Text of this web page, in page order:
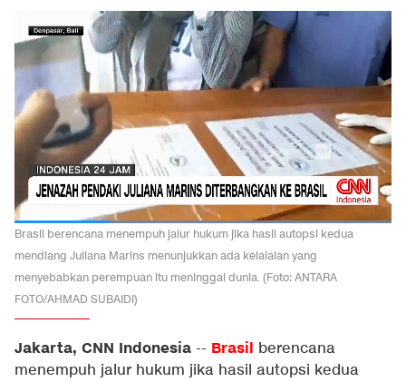
Brasil berencana menempuh jalur hukum jika hasil autopsi kedua
mendiang Juliana Marins menunjukkan ada kelalaian yang
menyebabkan perempuan itu meninggal dunia. (Foto: ANTARA
FOTO/AHMAD SUBAIDI)
Jakarta, CNN Indonesia -- Brasil berencana
menempuh jalur hukum jika hasil autopsi kedua